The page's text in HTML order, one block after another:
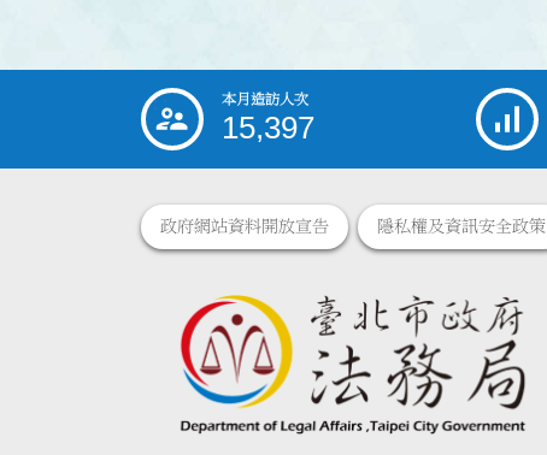
::: 本月造訪人次
15,397
政府網站資料開放宣告 隱私權及資訊安全政策